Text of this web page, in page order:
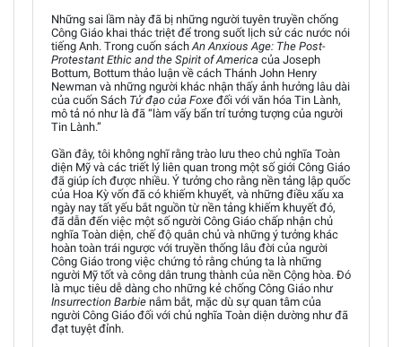
Những sai lầm này đã bị những người tuyên truyền chống
Công Giáo khai thác triệt để trong suốt lịch sử các nước nói
tiếng Anh. Trong cuốn sách An Anxious Age: The Post-
Protestant Ethic and the Spirit of America của Joseph
Bottum, Bottum thảo luận về cách Thánh John Henry
Newman và những người khác nhận thấy ảnh hưởng lâu dài
của cuốn Sách Tử đạo của Foxe đối với văn hóa Tin Lành,
mô tả nó như là đã “làm vấy bẩn trí tưởng tượng của người
Tin Lành.”
Gần đây, tôi không nghĩ rằng trào lưu theo chủ nghĩa Toàn
diện Mỹ và các triết lý liên quan trong một số giới Công Giáo
đã giúp ích được nhiều. Ý tưởng cho rằng nền tảng lập quốc
của Hoa Kỳ vốn đã có khiếm khuyết, và những điều xấu xa
ngày nay tất yếu bắt nguồn từ nền tảng khiếm khuyết đó,
đã dẫn đến việc một số người Công Giáo chấp nhận chủ
nghĩa Toàn diện, chế độ quân chủ và những ý tưởng khác
hoàn toàn trái ngược với truyền thống lâu đời của người
Công Giáo trong việc chứng tỏ rằng chúng ta là những
người Mỹ tốt và công dân trung thành của nền Cộng hòa. Đó
là mục tiêu dễ dàng cho những kẻ chống Công Giáo như
Insurrection Barbie nắm bắt, mặc dù sự quan tâm của
người Công Giáo đối với chủ nghĩa Toàn diện dường như đã
đạt tuyệt đỉnh.